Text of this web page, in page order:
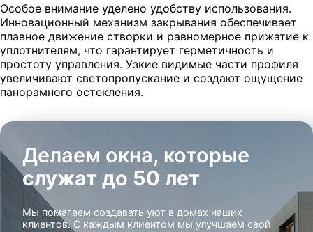
Особое внимание уделено удобству использования.
Инновационный механизм закрывания обеспечивает
плавное движение створки и равномерное прижатие к
уплотнителям, что гарантирует герметичность и
простоту управления. Узкие видимые части профиля
увеличивают светопропускание и создают ощущение
панорамного остекления.
Делаем окна, которые
служат до 50 лет
Мы помагаем создавать уют в домах наших
клиентов. С каждым клиентом мы улучшаем свой